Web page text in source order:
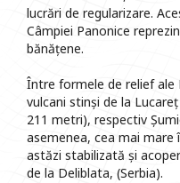
lucrări de regularizare.
Câmpiei Panonice
bănățene.
Între formele de relief
vulcani stinși de la
211 metri), respectiv
asemenea, cea mai mare
astăzi stabilizată și
de la Deliblata, (Serbia).